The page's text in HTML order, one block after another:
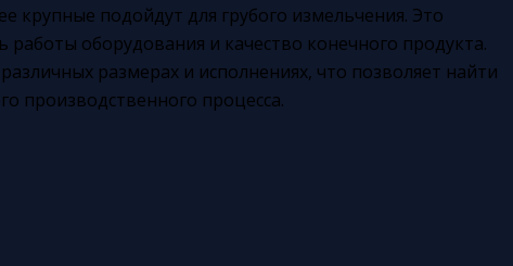
крупные подойдут для грубого измельчения. Это
оборудования и качество конечного продукта.
размерах и исполнениях, что позволяет найти
производственного процесса.